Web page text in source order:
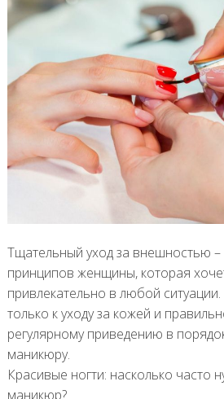
Тщательный уход за внешностью
принципов женщины, которая
привлекательно в любой
только к уходу за кожей и
регулярному приведению в
маникюру.
Красивые ногти: насколько часто
маникюр?